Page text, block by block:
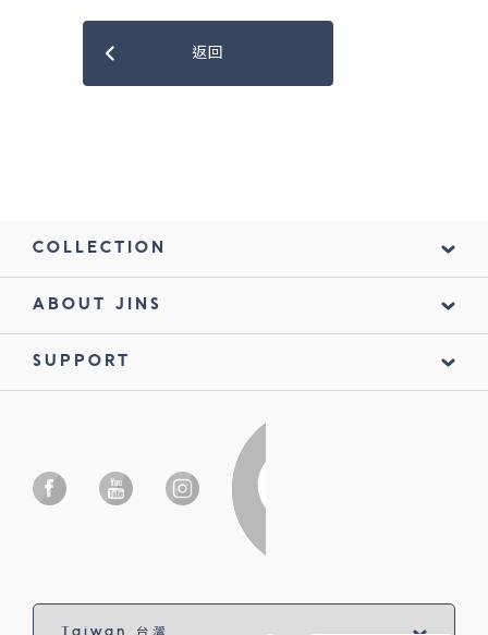
返回
COLLECTION
ABOUT JINS
SUPPORT